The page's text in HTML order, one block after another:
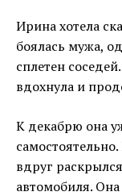
Ирина хотела
боялась мужа,
сплетен
вдохнула и
К декабрю она
вдруг
автомобиля.